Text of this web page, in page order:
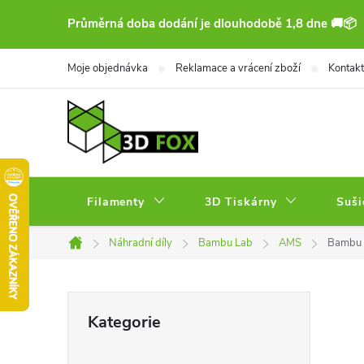
Průměrná doba dodání je dlouhodobě 1,8 dne 🚚📦
Moje objednávka Reklamace a vrácení zboží Kontakt
Filamenty 3D Tiskárny
Domů
Náhradní díly Bambu Lab AMS
kategorie
Kategorie